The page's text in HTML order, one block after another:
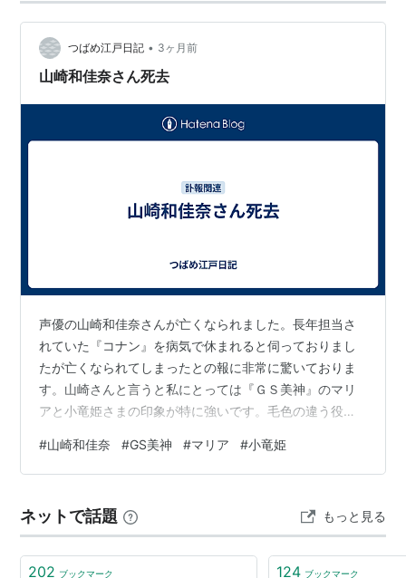
美神令子：鶴ひろみ
おキヌ：國府田マリ子
小笠原エミ：富沢美智恵
六道冥子：西原久美子
ドクター・カオス：千葉繁
唐巣神父：曽我部和恭
ピート：森川智之
OP：（1〜45話）GHOST SWEEPER/原田千栄
ED：（1〜45話）BELIEVE ME/小坂由美子
メインスタッフ
原作：椎名高志（小学館／週刊少年サンデー）
監督（シリーズディレクター）：梅澤淳稔
シリーズ構成：松井亜弥
キャラクターデザイン：青山充
音楽：佐橋俊彦
つばめ江戸日記 • 3ヶ月前
山崎和佳奈さん死去
声優の山崎和佳奈さんが亡くなられました。長年担当さ
れていた『コナン』を病気で休まれると伺っておりまし
たが亡くなられてしまったとの報に非常に驚いておりま
す。山崎さんと言うと私にとっては『ＧＳ美神』のマリ
アと小竜姫さまの印象が特に強いです。毛色の違う役を
マリアの演技が特に忘れられません。謹んでお悔やみ申
し上げます。
#山崎和佳奈 #GS美神 #マリア #小竜姫
ネットで話題 もっと見る
202 ブックマーク 124 ブックマーク